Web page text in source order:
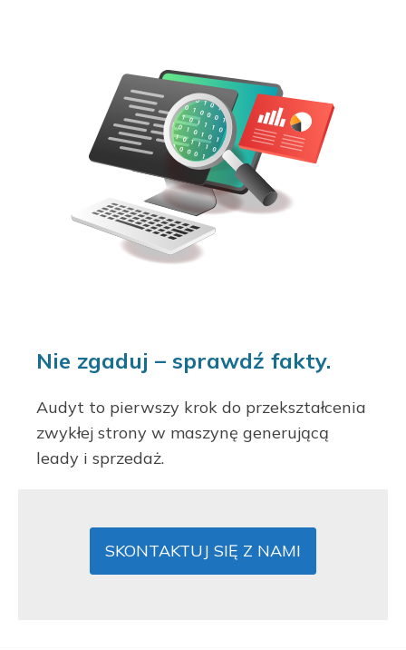
Nie zgaduj – sprawdź fakty.
Audyt to pierwszy krok do przekształcenia
zwykłej strony w maszynę generującą
leady i sprzedaż.
SKONTAKTUJ SIĘ Z NAMI